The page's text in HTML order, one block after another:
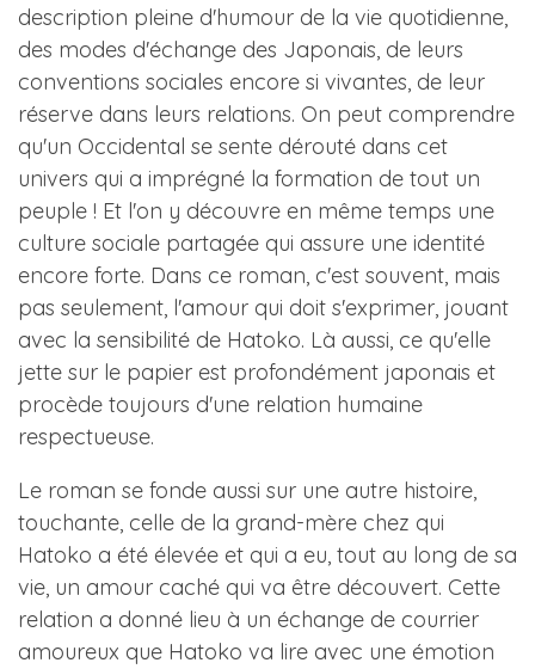
description pleine d'humour de la vie quotidienne,
des modes d'échange des Japonais, de leurs
conventions sociales encore si vivantes, de leur
réserve dans leurs relations. On peut comprendre
qu'un Occidental se sente dérouté dans cet
univers qui a imprégné la formation de tout un
peuple ! Et l'on y découvre en même temps une
culture sociale partagée qui assure une identité
encore forte. Dans ce roman, c'est souvent, mais
pas seulement, l'amour qui doit s'exprimer, jouant
avec la sensibilité de Hatoko. Là aussi, ce qu'elle
jette sur le papier est profondément japonais et
procède toujours d'une relation humaine
respectueuse.
Le roman se fonde aussi sur une autre histoire,
touchante, celle de la grand-mère chez qui
Hatoko a été élevée et qui a eu, tout au long de sa
vie, un amour caché qui va être découvert. Cette
relation a donné lieu à un échange de courrier
amoureux que Hatoko va lire avec une émotion